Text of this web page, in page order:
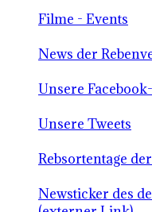
Filme - Events
News der
Unsere
Unsere Tweets
Rebsortentage
Newsticker des